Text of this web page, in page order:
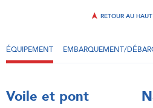
RETOUR AU
ÉQUIPEMENT EMBARQUEMENT/
Voile et pont